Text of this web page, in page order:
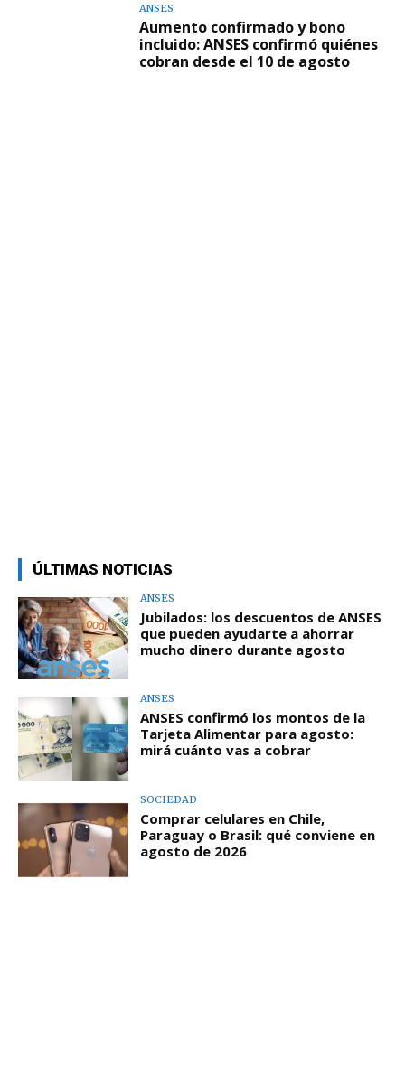
ANSES
Aumento confirmado y bono
incluido: ANSES confirmó quiénes
cobran desde el 10 de agosto
ÚLTIMAS NOTICIAS
ANSES
Jubilados: los descuentos de ANSES
que pueden ayudarte a ahorrar
mucho dinero durante agosto
ANSES
ANSES confirmó los montos de la
Tarjeta Alimentar para agosto:
mirá cuánto vas a cobrar
SOCIEDAD
Comprar celulares en Chile,
Paraguay o Brasil: qué conviene en
agosto de 2026